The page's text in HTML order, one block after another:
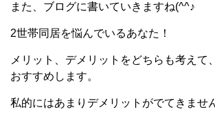
また、ブログに書いていきますね(^^♪
2世帯同居を悩んでいるあなた！
メリット、デメリットをどちらも考えて
おすすめします。
私的にはあまりデメリットがでてきませ